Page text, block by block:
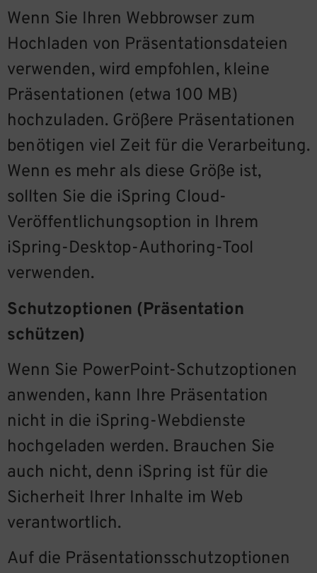
Wenn Sie Ihren Webbrowser zum
Hochladen von Präsentationsdateien
verwenden, wird empfohlen, kleine
Präsentationen (etwa 100 MB)
hochzuladen. Größere Präsentationen
benötigen viel Zeit für die Verarbeitung.
Wenn es mehr als diese Größe ist,
sollten Sie die iSpring Cloud-
Veröffentlichungsoption in Ihrem
iSpring-Desktop-Authoring-Tool
verwenden.
Schutzoptionen (Präsentation
schützen)
Wenn Sie PowerPoint-Schutzoptionen
anwenden, kann Ihre Präsentation
nicht in die iSpring-Webdienste
hochgeladen werden. Brauchen Sie
auch nicht, denn iSpring ist für die
Sicherheit Ihrer Inhalte im Web
verantwortlich.
Auf die Präsentationsschutzoptionen